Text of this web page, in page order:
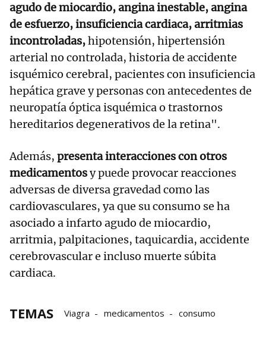
agudo de miocardio, angina inestable, angina
de esfuerzo, insuficiencia cardiaca, arritmias
incontroladas,hipotensión, hipertensión
arterial no controlada, historia de accidente
isquémico cerebral, pacientes con insuficiencia
hepática grave y personas con antecedentes de
neuropatía óptica isquémica o trastornos
hereditarios degenerativos de la retina".
Además, presenta interacciones con otros
medicamentosy puede provocar reacciones
adversas de diversa gravedad como las
cardiovasculares, ya que su consumo se ha
asociado a infarto agudo de miocardio,
arritmia, palpitaciones, taquicardia, accidente
cerebrovascular e incluso muerte súbita
cardiaca.
TEMAS Viagra medicamentos consumo